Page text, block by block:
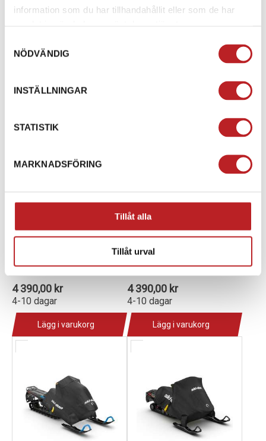
information som du har tillhandahållit eller som de har
NÖDVÄNDIG
INSTÄLLNINGAR
STATISTIK
MARKNADSFÖRING
Tillåt alla
Tillåt urval
1006347 860201973
4-10 dagar
1006346860201972
Ski-Doo Kapell G4 Wide
1006262
4 390,00 kr
4-10 dagar
Lägg i varukorg
Ski-Doo Kapell G4 Wide
2-up
1006263
4 390,00 kr
4-10 dagar
Lägg i varukorg